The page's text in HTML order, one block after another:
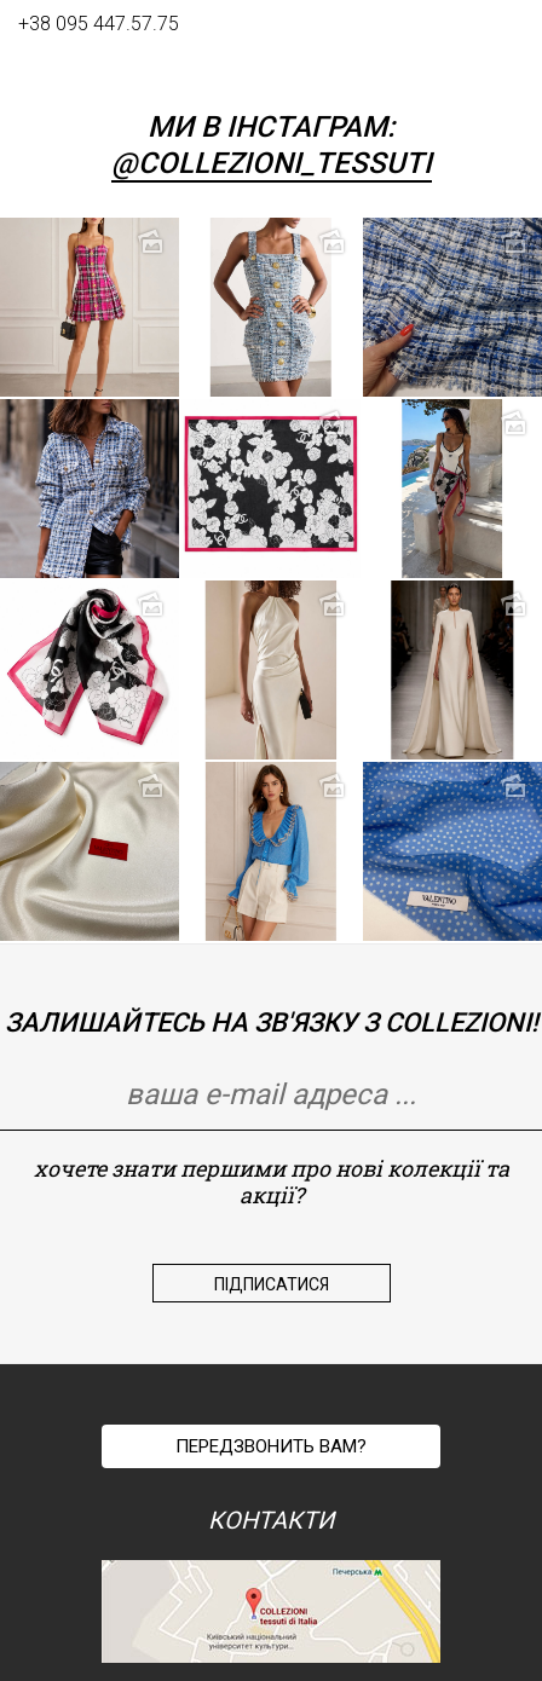
+38 095 447.57.75
МИ В ІНСТАГРАМ:
@COLLEZIONI_TESSUTI
ЗАЛИШАЙТЕСЬ НА ЗВ'ЯЗКУ З COLLEZIONI!
хочете знати першими про нові колекції та
акції?
ПЕРЕДЗВОНИТЬ ВАМ?
КОНТАКТИ